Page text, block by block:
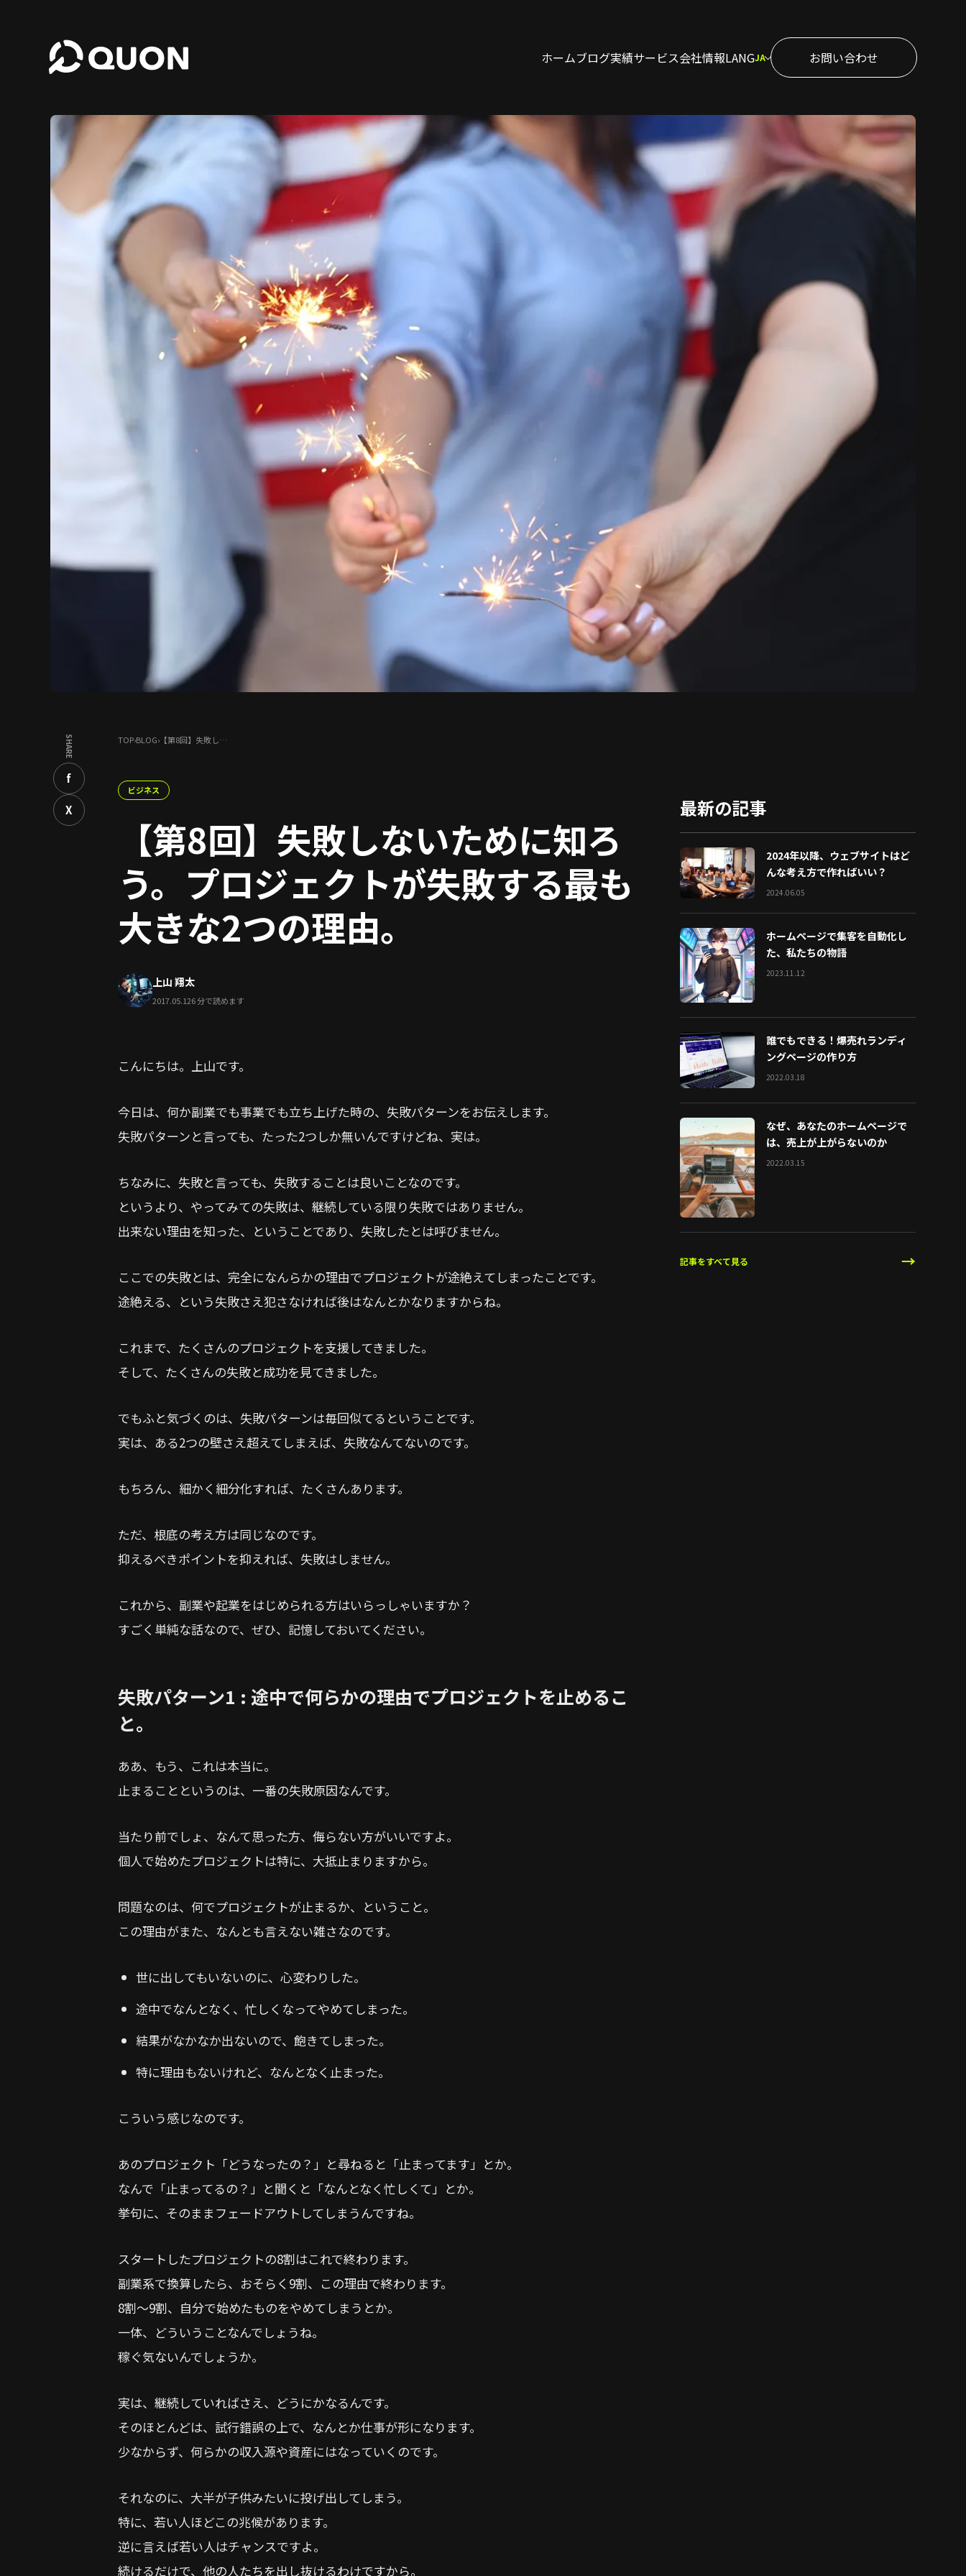
SHARE
f
X
TOP›BLOG›【第8回】失敗し…
ビジネス
【第8回】失敗しないために知ろ
う。プロジェクトが失敗する最も
大きな2つの理由。
上山 翔太
2017.05.126 分で読めます
こんにちは。上山です。
今日は、何か副業でも事業でも立ち上げた時の、失敗パターンをお伝えします。
失敗パターンと言っても、たった2つしか無いんですけどね、実は。
ちなみに、失敗と言っても、失敗することは良いことなのです。
というより、やってみての失敗は、継続している限り失敗ではありません。
出来ない理由を知った、ということであり、失敗したとは呼びません。
ここでの失敗とは、完全になんらかの理由でプロジェクトが途絶えてしまったことです。
途絶える、という失敗さえ犯さなければ後はなんとかなりますからね。
これまで、たくさんのプロジェクトを支援してきました。
そして、たくさんの失敗と成功を見てきました。
でもふと気づくのは、失敗パターンは毎回似てるということです。
実は、ある2つの壁さえ超えてしまえば、失敗なんてないのです。
もちろん、細かく細分化すれば、たくさんあります。
ただ、根底の考え方は同じなのです。
抑えるべきポイントを抑えれば、失敗はしません。
これから、副業や起業をはじめられる方はいらっしゃいますか？
すごく単純な話なので、ぜひ、記憶しておいてください。
失敗パターン1 : 途中で何らかの理由でプロジェクトを止めるこ
と。
ああ、もう、これは本当に。
止まることというのは、一番の失敗原因なんです。
当たり前でしょ、なんて思った方、侮らない方がいいですよ。
個人で始めたプロジェクトは特に、大抵止まりますから。
問題なのは、何でプロジェクトが止まるか、ということ。
この理由がまた、なんとも言えない雑さなのです。
世に出してもいないのに、心変わりした。
途中でなんとなく、忙しくなってやめてしまった。
結果がなかなか出ないので、飽きてしまった。
特に理由もないけれど、なんとなく止まった。
こういう感じなのです。
あのプロジェクト「どうなったの？」と尋ねると「止まってます」とか。
なんで「止まってるの？」と聞くと「なんとなく忙しくて」とか。
挙句に、そのままフェードアウトしてしまうんですね。
スタートしたプロジェクトの8割はこれで終わります。
副業系で換算したら、おそらく9割、この理由で終わります。
8割〜9割、自分で始めたものをやめてしまうとか。
一体、どういうことなんでしょうね。
稼ぐ気ないんでしょうか。
実は、継続していればさえ、どうにかなるんです。
そのほとんどは、試行錯誤の上で、なんとか仕事が形になります。
少なからず、何らかの収入源や資産にはなっていくのです。
それなのに、大半が子供みたいに投げ出してしまう。
特に、若い人ほどこの兆候があります。
逆に言えば若い人はチャンスですよ。
続けるだけで、他の人たちを出し抜けるわけですから。
最新の記事
2024年以降、ウェブサイトはど
んな考え方で作ればいい？
2024.06.05
ホームページで集客を自動化し
た、私たちの物語
2023.11.12
誰でもできる！爆売れランディ
ングページの作り方
2022.03.18
なぜ、あなたのホームページで
は、売上が上がらないのか
2022.03.15
記事をすべて見る →
ホームブログ実績サービス会社情報LANGJA お問い合わせ